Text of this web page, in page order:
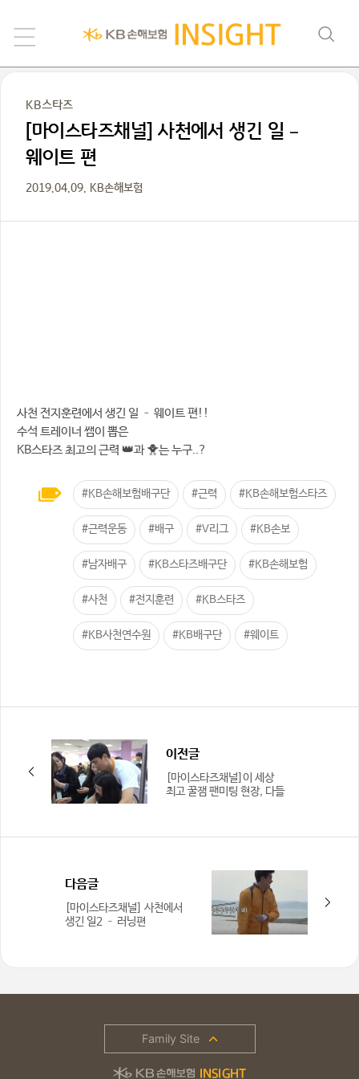
KB스타즈
[마이스타즈채널] 사천에서 생긴 일 –
웨이트 편
2019.04.09. KB손해보험
사천 전지훈련에서 생긴 일 – 웨이트 편!!
수석 트레이너 쌤이 뽑은
KB스타즈 최고의 근력 👑과 🐥는 누구..?
#KB손해보험배구단 #근력 #KB손해보험스타즈
#근력운동 #배구 #V리그 #KB손보
#남자배구 #KB스타즈배구단 #KB손해보험
#사천 #전지훈련 #KB스타즈
#KB사천연수원 #KB배구단 #웨이트
이전글
[마이스타즈채널]이 세상
최고 꿀잼 팬미팅 현장, 다들
다음글
[마이스타즈채널] 사천에서
생긴 일2 – 러닝편
Family Site